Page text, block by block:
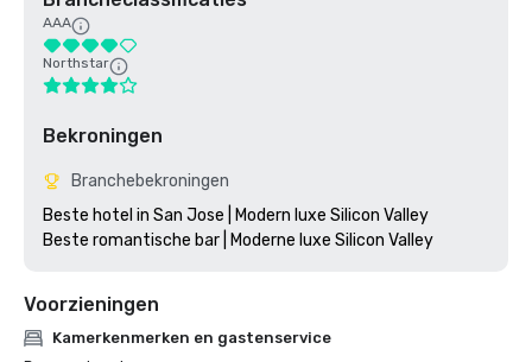
AAA
Northstar
Bekroningen
Branchebekroningen
Beste hotel in San Jose | Modern luxe Silicon Valley
Voorzieningen
Kamerkenmerken en gastenservice